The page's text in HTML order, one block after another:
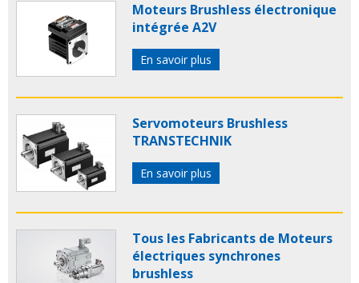
Moteurs Brushless électronique
intégrée A2V
En savoir plus
Servomoteurs Brushless
TRANSTECHNIK
En savoir plus
Tous les Fabricants de Moteurs
électriques synchrones
brushless